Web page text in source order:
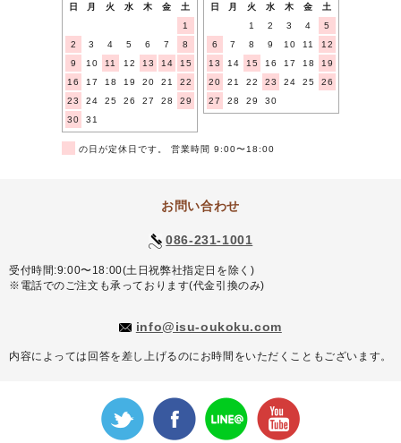
日 月 火 水 木 金
土
1
2
3 4 5 6 7
8
9
10 11 12 13 14
15
16
17 18 19 20 21
22
23
24 25 26 27 28
29
30
31
日 月 火 水 木 金
土
1
2 3 4
5
6
7 8 9 10 11
12
13
14 15 16 17 18
19
20
21 22 23 24 25
26
27
28 29 30
の日が定休日です。 営業時間 9:00〜18:00
お問い合わせ
086-231-1001
受付時間:9:00〜18:00(土日祝弊社指定日を除く)
※電話でのご注文も承っております(代金引換のみ)
info@isu-oukoku.com
内容によっては回答を差し上げるのにお時間をいただくこともございます。